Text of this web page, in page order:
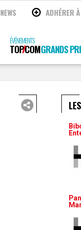
NEWS ADHÉRER À
ÉVÉNEMENTS
TOPCOMGRANDS